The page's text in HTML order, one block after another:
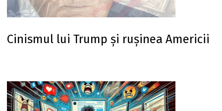
Cinismul lui Trump și rușinea Americii